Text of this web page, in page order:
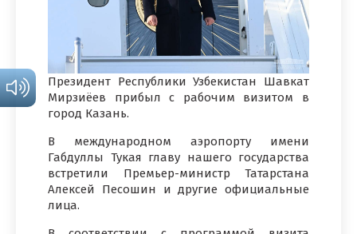
Президент Республики Узбекистан Шавкат
Мирзиёев прибыл с рабочим визитом в
город Казань.
В международном аэропорту имени
Габдуллы Тукая главу нашего государства
встретили Премьер-министр Татарстана
Алексей Песошин и другие официальные
лица.